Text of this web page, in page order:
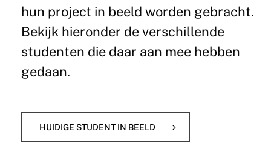
hun project in beeld worden gebracht.
Bekijk hieronder de verschillende
studenten die daar aan mee hebben
gedaan.
HUIDIGE STUDENT IN BEELD